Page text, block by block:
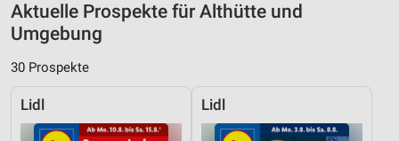
Aktuelle Prospekte für Althütte und
Umgebung
30 Prospekte
Lidl Lidl